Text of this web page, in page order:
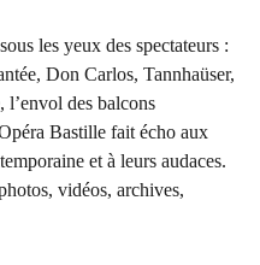
les yeux des spectateurs :
Don Carlos, Tannhaüser,
des balcons
Bastille fait écho aux
et à leurs audaces.
vidéos, archives,